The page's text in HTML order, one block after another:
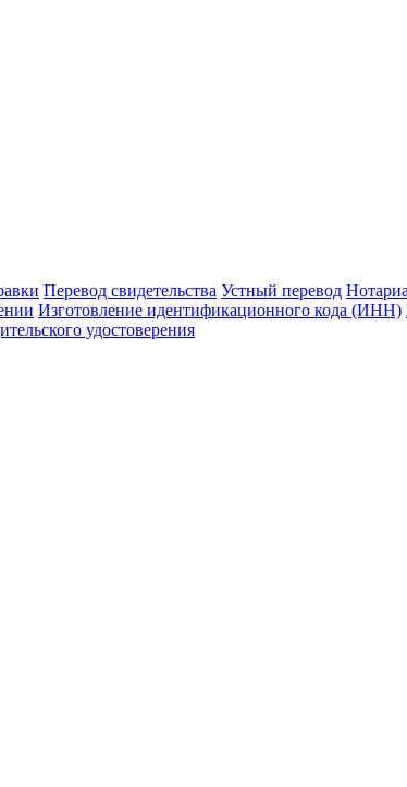
Перевод свидетельства Устный перевод
Изготовление идентификационного кода (ИНН)
удостоверения